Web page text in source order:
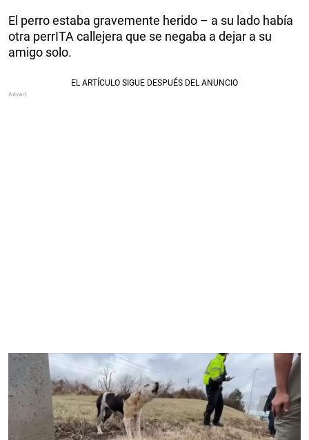
El perro estaba gravemente herido – a su lado había
otra perrITA callejera que se negaba a dejar a su
amigo solo.